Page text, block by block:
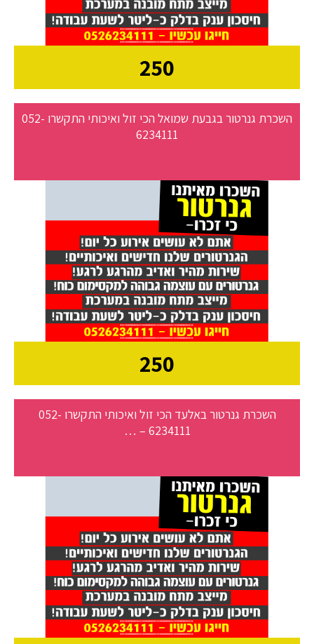
250
השכרת גנרטור בגבעת שמואל הכי זול ואיכותי התקשרו 052-
6234111
250
השכרת גנרטור באלעד הכי זול ואיכותי התקשרו 052-
6234111 – …